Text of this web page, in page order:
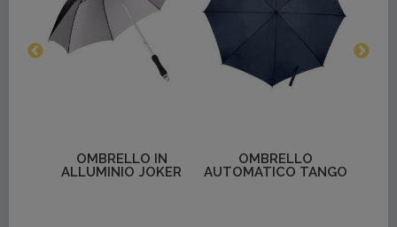
Dettagli
OMBRELLO
AUTOMATICO TANGO
Dettagli
OMBRELLO IN LEGNO